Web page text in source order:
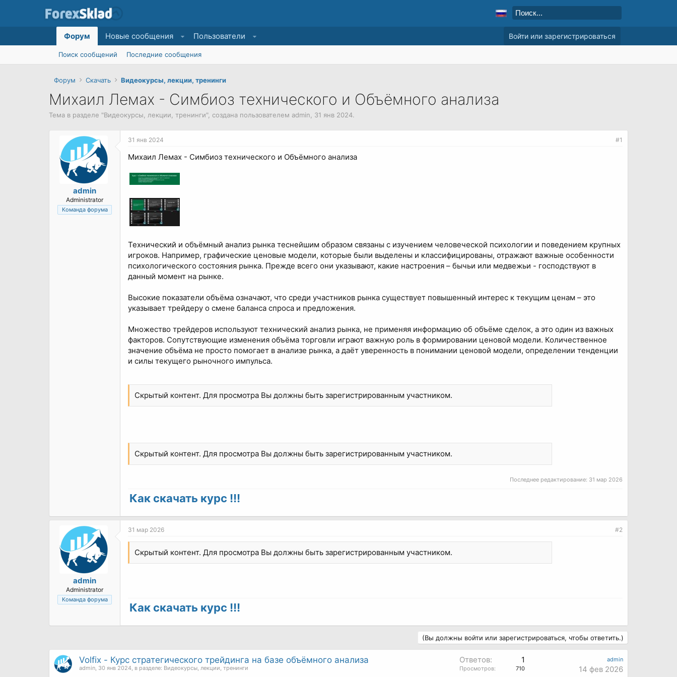
Форум Скачать Видеокурсы, лекции, тренинги
Михаил Лемах - Симбиоз технического и Объёмного анализа
Тема в разделе "Видеокурсы, лекции, тренинги", создана пользователем admin 31 янв 2024.
admin
Administrator
Команда форума
31 янв 2024 #1
Михаил Лемах - Симбиоз технического и Объёмного анализа
Технический и объёмный анализ рынка теснейшим образом связаны с изучением человеческой психологии и поведением крупных
игроков. Например, графические ценовые модели, которые были выделены и классифицированы, отражают важные особенности
психологического состояния рынка. Прежде всего они указывают, какие настроения – бычьи или медвежьи - господствуют в
данный момент на рынке.
Высокие показатели объёма означают, что среди участников рынка существует повышенный интерес к текущим ценам – это
указывает трейдеру о смене баланса спроса и предложения.
Множество трейдеров используют технический анализ рынка, не применяя информацию об объёме сделок, а это один из важных
факторов. Сопутствующие изменения объёма торговли играют важную роль в формировании ценовой модели. Количественное
значение объёма не просто помогает в анализе рынка, а даёт уверенность в понимании ценовой модели, определении тенденции
и силы текущего рыночного импульса.
Скрытый контент. Для просмотра Вы должны быть зарегистрированным участником.
Скрытый контент. Для просмотра Вы должны быть зарегистрированным участником.
Последнее редактирование: 31 мар 2026
Как скачать курс !!!
admin
Administrator
Команда форума
31 мар 2026 #2
Скрытый контент. Для просмотра Вы должны быть зарегистрированным участником.
Как скачать курс !!!
(Вы должны войти или зарегистрироваться, чтобы ответить.)
Volfix - Курс стратегического трейдинга на базе объёмного анализа
admin 30 янв 2024 , в разделе: Видеокурсы, лекции, тренинги
Ответов: 1
Просмотров: 710
admin
14 фев 2026
Форум
Поиск сообщений Последние сообщения
Новые сообщения Пользователи Войти или зарегистрироваться